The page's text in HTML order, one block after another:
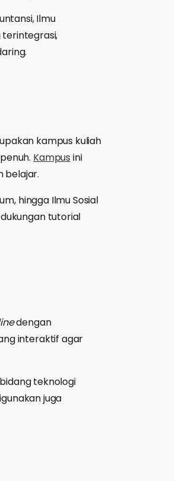
Ilmu
terintegrasi,
kampus kuliah
Kampus ini
belajar.
hingga Ilmu Sosial
tutorial
dengan
interaktif agar
teknologi
juga